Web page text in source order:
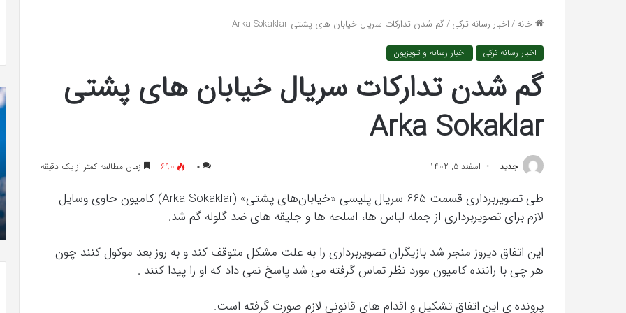
خانه/اخبار رسانه ترکی/گم شدن تدارکات سریال خیابان های پشتی Arka Sokaklar
اخبار رسانه ترکی اخبار رسانه و تلویزیون
گم شدن تدارکات سریال خیابان های پشتی
Arka Sokaklar
جدید اسفند 5, 1402 ۰ 690 زمان مطالعه کمتر از یک دقیقه
طی تصویربرداری قسمت 665 سریال پلیسی «خیابان‌های پشتی» (Arka Sokaklar) کامیون حاوی وسایل
لازم برای تصویربرداری از جمله لباس ها، اسلحه ها و جلیقه های ضد گلوله گم شد.
این اتفاق دیروز منجر شد بازیگران تصویربرداری را به علت مشکل متوقف کند و به روز بعد موکول کنند چون
هر چی با راننده کامیون مورد نظر تماس گرفته می شد پاسخ نمی داد که او را پیدا کنند .
پرونده ی این اتفاق تشکیل و اقدام های قانونی لازم صورت گرفته است.
را
در
دادگاه
می‌دهم»
«پاسخ افتراها را در دادگاه می‌دهم»
رابطه
جنسی
این
دختر
حیوانات
!
رابطه جنسی این دختر با حیوانات وحشی !
کریستن
موفق
خواهد
بود.
کریستن بل می دانست که “فروزن 2” موفق
خواهد بود.
از